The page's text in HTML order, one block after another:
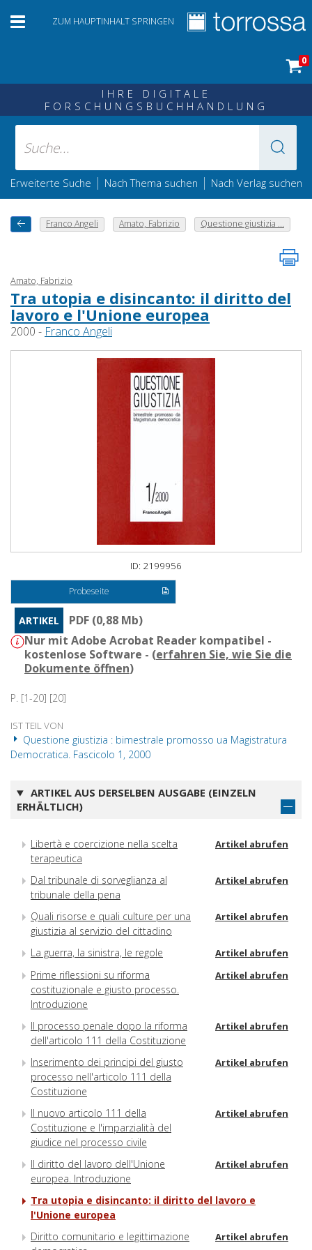
ZUM HAUPTINHALT SPRINGEN
0
IHRE DIGITALE
FORSCHUNGSBUCHHANDLUNG
Erweiterte Suche | Nach Thema suchen | Nach Verlag suchen
Franco Angeli Amato, Fabrizio Questione giustizia ...
Amato, Fabrizio
Tra utopia e disincanto: il diritto del
lavoro e l'Unione europea
2000 - Franco Angeli
ID: 2199956
Probeseite
ARTIKEL
PDF (0,88 Mb)
Nur mit Adobe Acrobat Reader kompatibel -
kostenlose Software - (erfahren Sie, wie Sie die
Dokumente öffnen)
P. [1-20] [20]
IST TEIL VON
Questione giustizia : bimestrale promosso ua Magistratura
Democratica. Fascicolo 1, 2000
ARTIKEL AUS DERSELBEN AUSGABE (EINZELN
ERHÄLTLICH)
Libertà e coercizione nella scelta
terapeutica
Artikel abrufen
Dal tribunale di sorveglianza al
tribunale della pena
Artikel abrufen
Quali risorse e quali culture per una
giustizia al servizio del cittadino
Artikel abrufen
La guerra, la sinistra, le regole Artikel abrufen
Prime riflessioni su riforma
costituzionale e giusto processo.
Introduzione
Artikel abrufen
Il processo penale dopo la riforma
dell'articolo 111 della Costituzione
Artikel abrufen
Inserimento dei principi del giusto
processo nell'articolo 111 della
Costituzione
Artikel abrufen
Il nuovo articolo 111 della
Costituzione e l'imparzialità del
giudice nel processo civile
Artikel abrufen
Il diritto del lavoro dell'Unione
europea. Introduzione
Artikel abrufen
Tra utopia e disincanto: il diritto del lavoro e
l'Unione europea
Diritto comunitario e legittimazione
Artikel abrufen